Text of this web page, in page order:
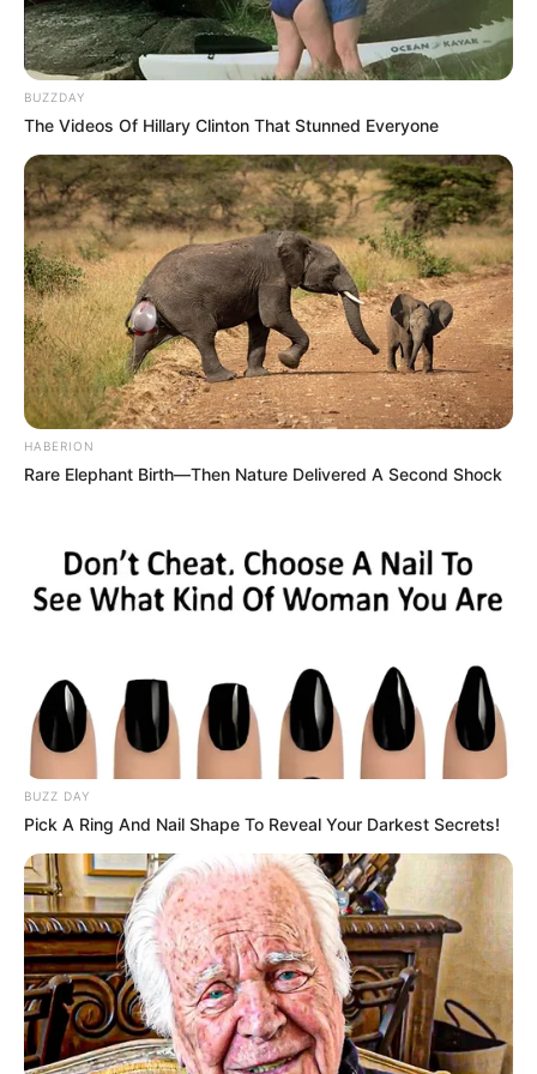
BUZZDAY
The Videos Of Hillary Clinton That Stunned Everyone
HABERION
Rare Elephant Birth—Then Nature Delivered A Second Shock
BUZZ DAY
Pick A Ring And Nail Shape To Reveal Your Darkest Secrets!